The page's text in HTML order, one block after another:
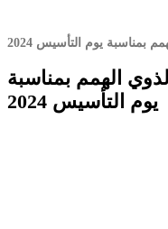
يوم التأسيس 2024
الهمم بمناسبة
يوم التأسيس 2024